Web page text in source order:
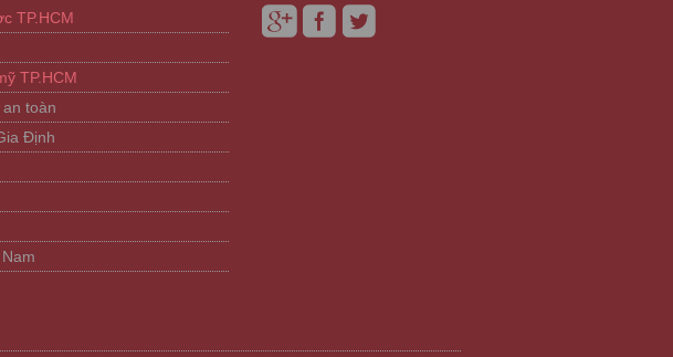
TP.HCM
TP.HCM
an toàn
Định